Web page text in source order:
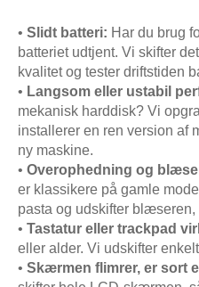
• Slidt batteri: Har du brug
batteriet udtjent. Vi skifter
kvalitet og tester driftstiden
• Langsom eller ustabil
mekanisk harddisk? Vi
installerer en ren version af
ny maskine.
• Overophedning og
er klassikere på gamle
pasta og udskifter
• Tastatur eller trackpad
eller alder. Vi udskifter
• Skærmen flimrer, er sort